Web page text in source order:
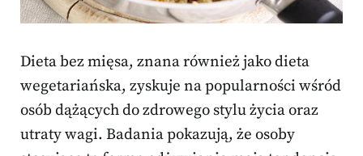
Dieta bez mięsa, znana również jako dieta
wegetariańska, zyskuje na popularności wśród
osób dążących do zdrowego stylu życia oraz
utraty wagi. Badania pokazują, że osoby